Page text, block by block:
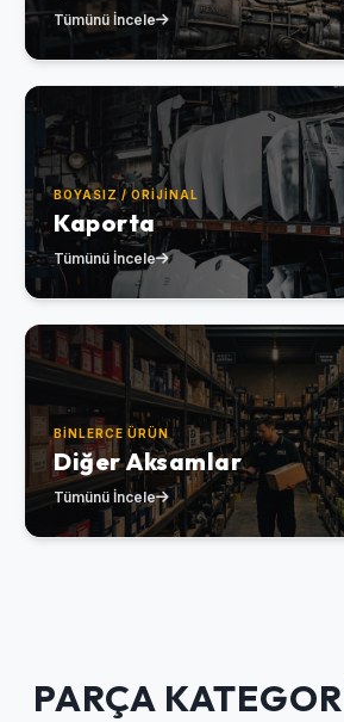
Tümünü İncele
BOYASIZ / ORIJINAL
Kaporta
Tümünü İncele
BINLERCE ÜRÜN
Diğer Aksamlar
Tümünü İncele
PARÇA